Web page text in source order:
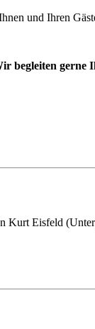
und Ihren
begleiten gerne
Kurt Eisfeld